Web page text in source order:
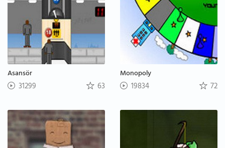
Asansör
31299 63
Monopoly
19834 72